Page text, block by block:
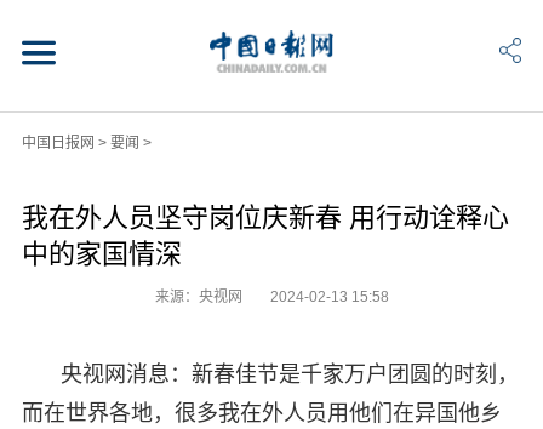
中国日报网 > 要闻 >
我在外人员坚守岗位庆新春 用行动诠释心
中的家国情深
来源：央视网 2024-02-13 15:58
央视网消息：新春佳节是千家万户团圆的时刻，
而在世界各地，很多我在外人员用他们在异国他乡